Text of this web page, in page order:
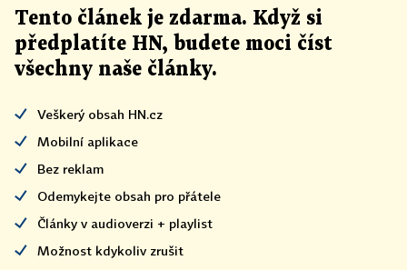
Tento článek je zdarma. Když si
předplatíte HN, budete moci číst
všechny naše články.
Veškerý obsah HN.cz
Mobilní aplikace
Bez reklam
Odemykejte obsah pro přátele
Články v audioverzi + playlist
Možnost kdykoliv zrušit